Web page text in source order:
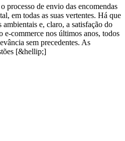
processo de envio das encomendas
em todas as suas vertentes. Há que
e, claro, a satisfação do
e-commerce nos últimos anos, todos
sem precedentes. As
[&hellip;]